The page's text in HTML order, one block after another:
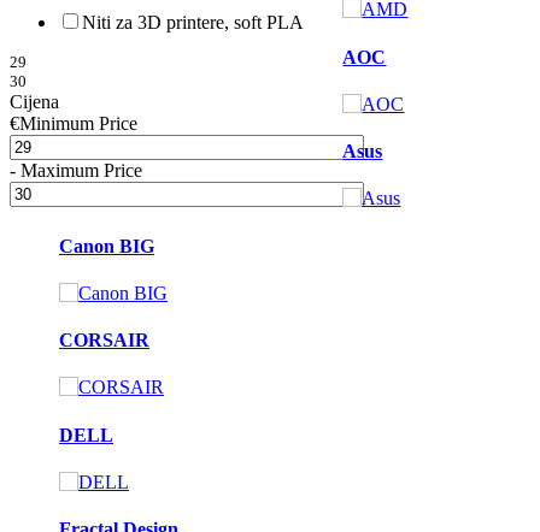
Niti za 3D printere, soft PLA
29
30
Cijena
€Minimum Price
- Maximum Price
AOC
Asus
Canon BIG
CORSAIR
DELL